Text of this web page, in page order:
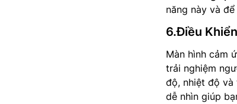
năng này và
6.Điều
Màn hình cảm
trải nghiệm
độ, nhiệt độ và
dễ nhìn giúp